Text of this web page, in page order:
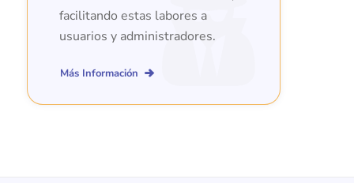
facilitando estas labores a
usuarios y administradores.
Más Información